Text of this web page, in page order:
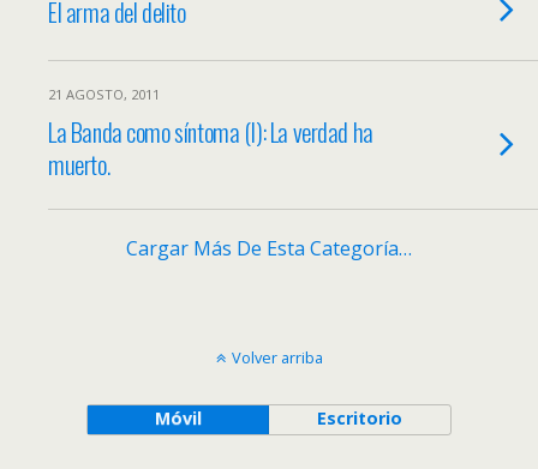
El arma del delito
21 AGOSTO, 2011
La Banda como síntoma (I): La verdad ha
muerto.
Cargar Más De Esta Categoría…
Volver arriba
Móvil Escritorio